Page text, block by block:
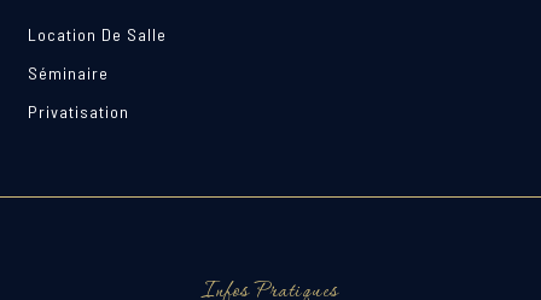
Location De Salle
Séminaire
Privatisation
Infos Pratiques